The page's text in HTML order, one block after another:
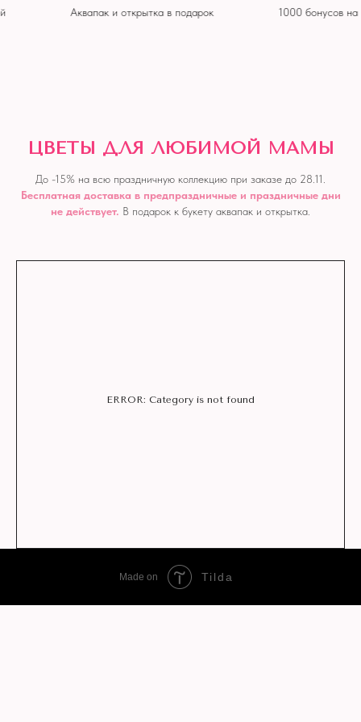
Аквапак и открытка в подарок 1000 бонусов на
ЦВЕТЫ ДЛЯ ЛЮБИМОЙ МАМЫ
До -15% на всю праздничную коллекцию при заказе до 28.11.
Бесплатная доставка в предпраздничные и праздничные дни
не действует. В подарок к букету аквапак и открытка.
ERROR: Category is not found
Made on Tilda